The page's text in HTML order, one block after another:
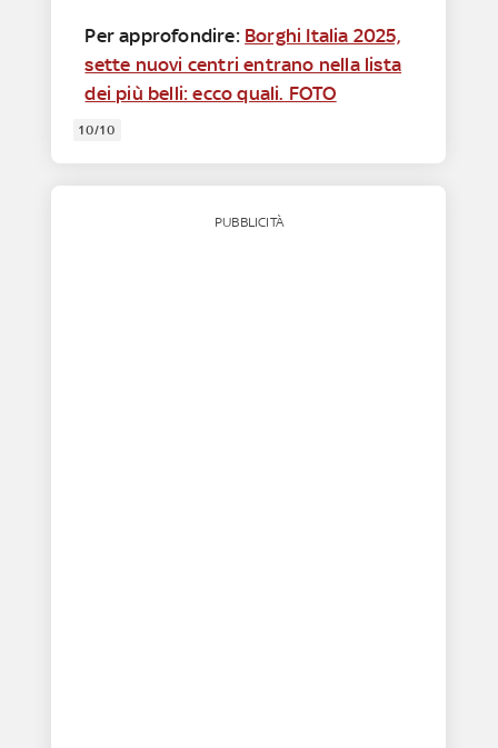
Per approfondire: Borghi Italia 2025,
sette nuovi centri entrano nella lista
dei più belli: ecco quali. FOTO
10/10
PUBBLICITÀ